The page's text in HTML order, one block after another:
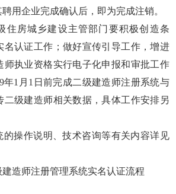
用企业完成确认后，即为完成注销。
房城乡建设主管部门要积极创造条
名认证工作；做好宣传引导工作，增进
师执业资格实行电子化申报和审批工作
年1月1日前完成二级建造师注册系统与
二级建造师相关数据，具体工作安排另
操作说明、技术咨询等有关内容详见
师注册管理系统实名认证流程